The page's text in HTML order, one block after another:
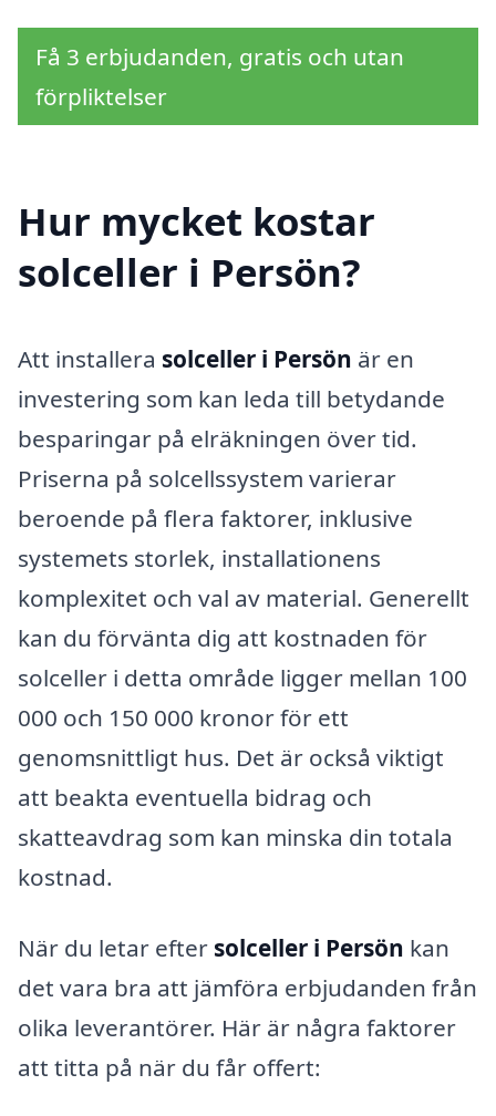
Få 3 erbjudanden, gratis och utan
förpliktelser
Hur mycket kostar
solceller i Persön?
Att installera solceller i Persön är en
investering som kan leda till betydande
besparingar på elräkningen över tid.
Priserna på solcellssystem varierar
beroende på flera faktorer, inklusive
systemets storlek, installationens
komplexitet och val av material. Generellt
kan du förvänta dig att kostnaden för
solceller i detta område ligger mellan 100
000 och 150 000 kronor för ett
genomsnittligt hus. Det är också viktigt
att beakta eventuella bidrag och
skatteavdrag som kan minska din totala
kostnad.
När du letar efter solceller i Persön kan
det vara bra att jämföra erbjudanden från
olika leverantörer. Här är några faktorer
att titta på när du får offert: